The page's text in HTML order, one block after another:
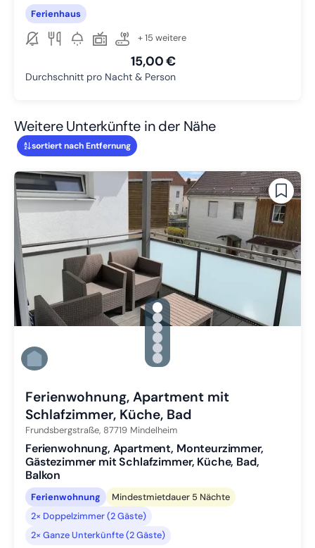
Ferienhaus
+ 15 weitere
15,00 €
Durchschnitt pro Nacht & Person
Weitere Unterkünfte in der Nähe
sortiert nach Entfernung
gallery.slide_selector
Zu Slide 1 wechseln
Zu Slide 2 wechseln
Zu Slide 3 wechseln
Zu Slide 4 wechseln
Zu Slide 5 wechseln
Zu Slide 6 wechseln
Ferienwohnung, Apartment mit
Schlafzimmer, Küche, Bad
Frundsbergstraße, 87719 Mindelheim
Ferienwohnung, Apartment, Monteurzimmer,
Gästezimmer mit Schlafzimmer, Küche, Bad,
Balkon
Ferienwohnung
Mindestmietdauer 5 Nächte
2× Doppelzimmer (2 Gäste)
2× Ganze Unterkünfte (2 Gäste)